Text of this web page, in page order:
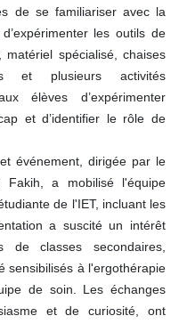
de se familiariser avec la
les outils de
matériel spécialisé, chaises
et plusieurs activités
élèves d’expérimenter
et d’identifier le rôle de
événement, dirigée par le
Fakih, a mobilisé l'équipe
de l'IET, incluant les
a suscité un intérêt
de classes secondaires,
sensibilisés à l'ergothérapie
de soin. Les échanges
et de curiosité, ont